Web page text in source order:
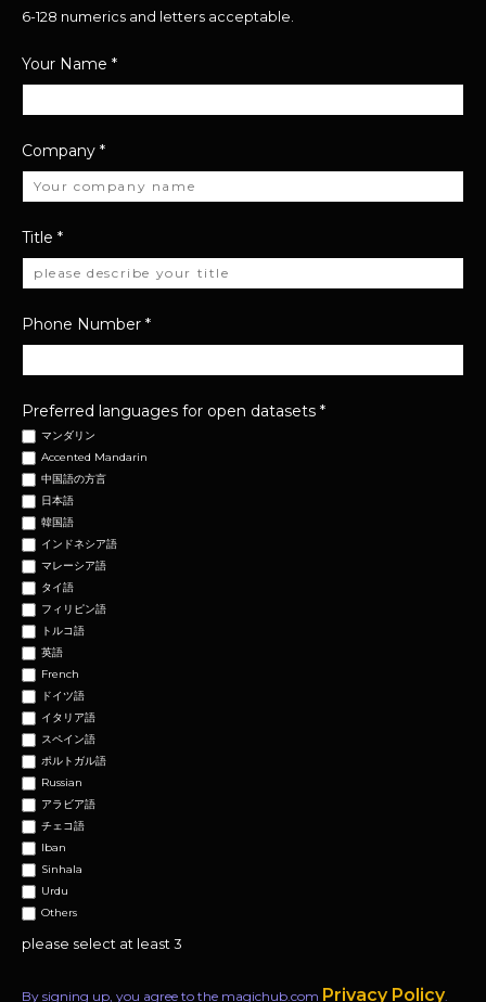
6-128 numerics and letters acceptable.
Your Name *
Company *
Title *
Phone Number *
Preferred languages for open datasets *
マンダリン
Accented Mandarin
中国語の方言
日本語
韓国語
インドネシア語
マレーシア語
タイ語
フィリピン語
トルコ語
英語
French
ドイツ語
イタリア語
スペイン語
ポルトガル語
Russian
アラビア語
チェコ語
Iban
Sinhala
Urdu
Others
please select at least 3
By signing up, you agree to the magichub.com Privacy Policy.